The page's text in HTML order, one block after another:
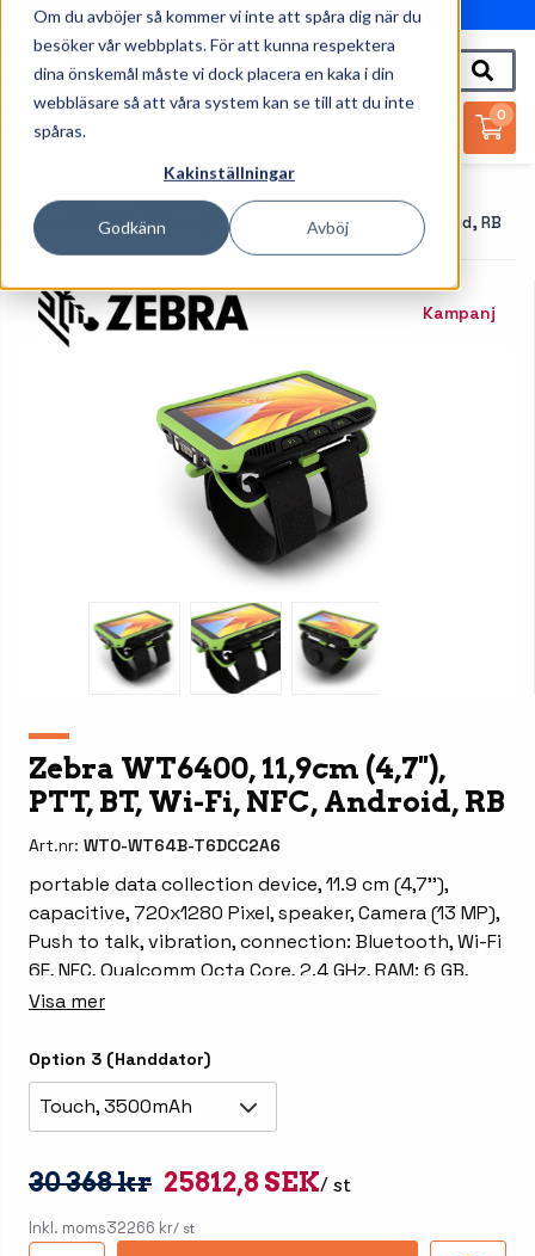
Om du avböjer så kommer vi inte att spåra dig när du
besöker vår webbplats. För att kunna respektera
dina önskemål måste vi dock placera en kaka i din
webbläsare så att våra system kan se till att du inte
spåras.
Kakinställningar
Godkänn Avböj
010-162 61 95
0
Startsida Handdatorer
Wearable Computers
Zebra WT6400, 11,9cm (4,7''), PTT, BT, Wi-Fi, NFC, Android, RB
Kampanj
Zebra WT6400, 11,9cm (4,7''),
PTT, BT, Wi-Fi, NFC, Android, RB
Art.nr: WT0-WT64B-T6DCC2A6
portable data collection device, 11.9 cm (4,7''),
capacitive, 720x1280 Pixel, speaker, Camera (13 MP),
Push to talk, vibration, connection: Bluetooth, Wi-Fi
6E, NFC, Qualcomm Octa Core, 2.4 GHz, RAM: 6 GB,
Flash: 64 GB, OS: Android, incl.: battery, 3500 mAh,
IP65, IP67
Visa mer
Option 3 (Handdator)
Touch, 3500mAh
30 368 kr 25812,8 SEK/ st
Inkl. moms32266 kr/ st